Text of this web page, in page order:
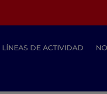
LÍNEAS DE ACTIVIDAD